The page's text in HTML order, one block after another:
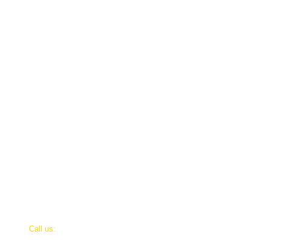
​​Call us: